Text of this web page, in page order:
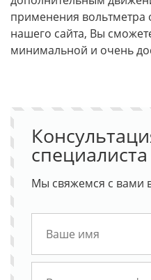
применения
нашего сайта, Вы
минимальной и очень
специалиста
Мы свяжемся с вами